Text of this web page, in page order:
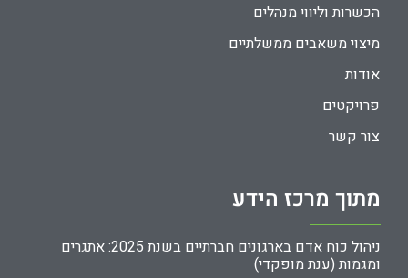
הכשרות וליווי מנהלים
מיצוי משאבים ממשלתיים
אודות
פרויקטים
צור קשר
מתוך מרכז הידע
ניהול כוח אדם בארגונים חברתיים בשנת 2025: אתגרים
ומגמות (ענת מופקדי)